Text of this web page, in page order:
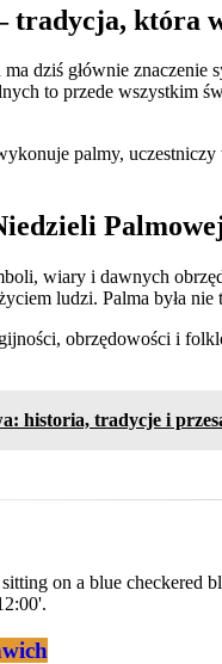
tradycja, która
dziś głównie znaczenie
to przede wszystkim
palmy,
wiary i dawnych
ludzi. Palma była
obrzędowości i
historia, tradycje i